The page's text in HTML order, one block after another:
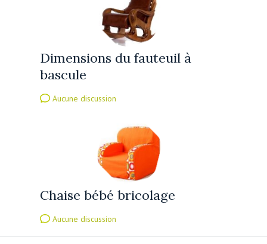
Dimensions du fauteuil à
bascule
Aucune discussion
Chaise bébé bricolage
Aucune discussion